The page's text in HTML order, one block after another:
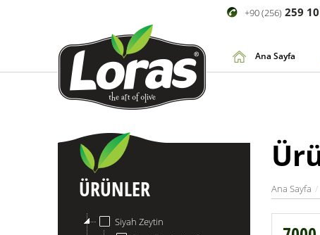
+90 (256) 259
Ana Sayfa
ÜRÜNLER
Siyah Zeytin
Ana Sayfa